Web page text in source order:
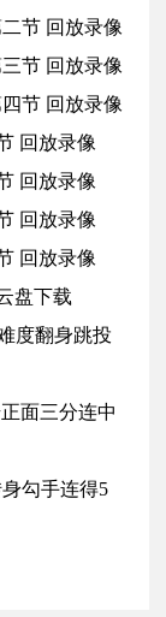
节 回放录像
节 回放录像
节 回放录像
回放录像
回放录像
回放录像
回放录像
盘下载
度翻身跳投
面三分连中
勾手连得5